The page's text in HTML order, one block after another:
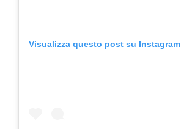
Visualizza questo post su Instagram